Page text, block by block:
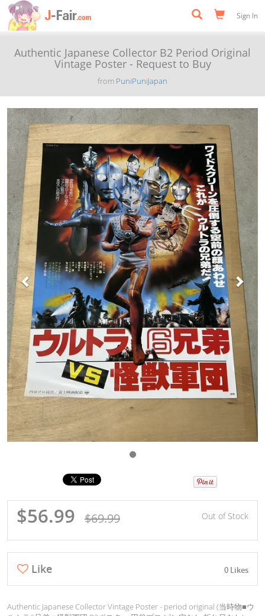
Sign In
Authentic Japanese Collector B2 Period Original
Vintage Poster - Request to Buy
from PuniPuniJapan
Previous Next
$56.99 $69.99 Out of Stock
Like 0 Likes
Authentic Japanese Collector Vintage Poster - period original (当時物■ウ